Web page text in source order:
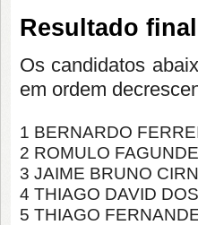
Resultado
Os candidatos
em ordem
1 BERNARDO
2 ROMULO
3 JAIME BRUNO
4 THIAGO DAVID
5 THIAGO